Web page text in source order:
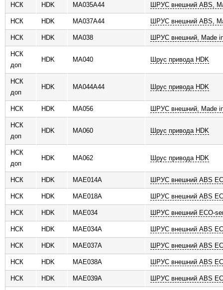
НСК HDK MA035A44 ШРУС внешний ABS,
НСК HDK MA037A44 ШРУС внешний ABS,
НСК HDK MA038 ШРУС внешний, Made
НСК
доп
HDK MA040 Шрус привода HDK
НСК
доп
HDK MA044A44 Шрус привода HDK
НСК HDK MA056 ШРУС внешний, Made
НСК
доп
HDK MA060 Шрус привода HDK
НСК
доп
HDK MA062 Шрус привода HDK
НСК HDK MAE014A ШРУС внешний ABS
НСК HDK MAE018A ШРУС внешний ABS
НСК HDK MAE034 ШРУС внешний ECO-
НСК HDK MAE034A ШРУС внешний ABS
НСК HDK MAE037A ШРУС внешний ABS
НСК HDK MAE038A ШРУС внешний ABS
НСК HDK MAE039A ШРУС внешний ABS